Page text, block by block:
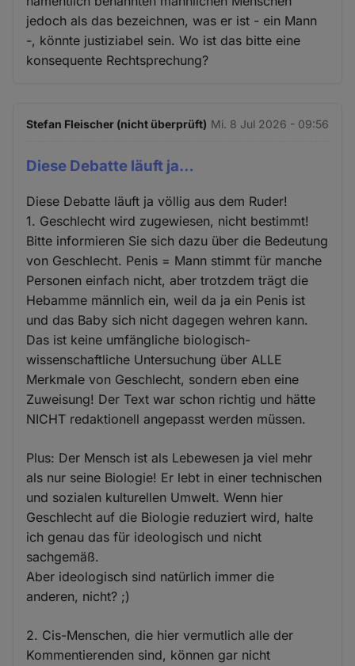
jedoch als das bezeichnen, was er ist - ein Mann
-, könnte justiziabel sein. Wo ist das bitte eine
konsequente Rechtsprechung?
Stefan Fleischer (nicht überprüft) Mi. 8 Jul 2026 - 09:56
Diese Debatte läuft ja…
Diese Debatte läuft ja völlig aus dem Ruder!
1. Geschlecht wird zugewiesen, nicht bestimmt!
Bitte informieren Sie sich dazu über die Bedeutung
von Geschlecht. Penis = Mann stimmt für manche
Personen einfach nicht, aber trotzdem trägt die
Hebamme männlich ein, weil da ja ein Penis ist
und das Baby sich nicht dagegen wehren kann.
Das ist keine umfängliche biologisch-
wissenschaftliche Untersuchung über ALLE
Merkmale von Geschlecht, sondern eben eine
Zuweisung! Der Text war schon richtig und hätte
NICHT redaktionell angepasst werden müssen.
Plus: Der Mensch ist als Lebewesen ja viel mehr
als nur seine Biologie! Er lebt in einer technischen
und sozialen kulturellen Umwelt. Wenn hier
Geschlecht auf die Biologie reduziert wird, halte
ich genau das für ideologisch und nicht
sachgemäß.
Aber ideologisch sind natürlich immer die
anderen, nicht? ;)
2. Cis-Menschen, die hier vermutlich alle der
Kommentierenden sind, können gar nicht